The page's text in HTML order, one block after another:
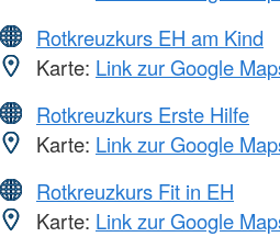
Rotkreuzkurs EH am Kind
Karte: Link zur Google
Rotkreuzkurs Erste Hilfe
Karte: Link zur Google
Rotkreuzkurs Fit in EH
Karte: Link zur Google